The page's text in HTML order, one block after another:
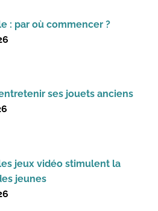
: par où commencer ?
ses jouets anciens
jeux vidéo stimulent la
jeunes